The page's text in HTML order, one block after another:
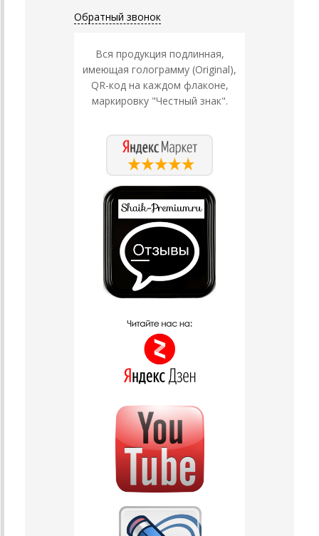
Обратный звонок
Вся продукция подлинная,
имеющая голограмму (Original),
QR-код на каждом флаконе,
маркировку "Честный знак".